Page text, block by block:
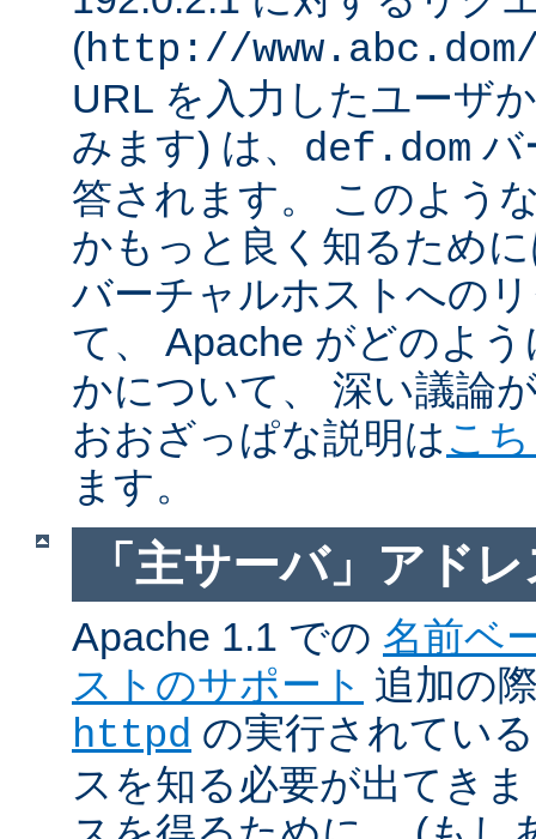
(http://
URL を入力したユーザ
みます) は、 def.dom バ
答されます。 このよう
かもっと良く知るため
バーチャルホストへの
て、 Apache がどのよ
かについて、 深い議論
おおざっぱな説明は こ
ます。
「主サーバ」アド
Apache 1.1 での 名前ベ
ストのサポート 追加の
httpd の実行されてい
スを知る必要が出てき